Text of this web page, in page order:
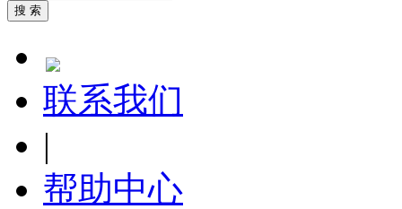
联系我们
|
帮助中心